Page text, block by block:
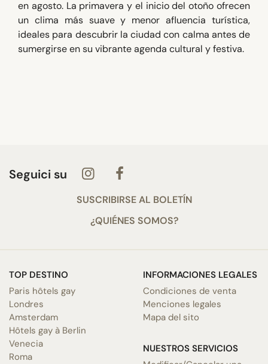
en agosto. La primavera y el inicio del otoño ofrecen
un clima más suave y menor afluencia turística,
ideales para descubrir la ciudad con calma antes de
sumergirse en su vibrante agenda cultural y festiva.
Seguici su
SUSCRIBIRSE AL BOLETÍN
¿QUIÉNES SOMOS?
TOP DESTINO
Paris hôtels gay
Londres
Amsterdam
Hôtels gay à Berlin
Venecia
Roma
INFORMACIONES LEGALES
Condiciones de venta
Menciones legales
Mapa del sito
NUESTROS SERVICIOS